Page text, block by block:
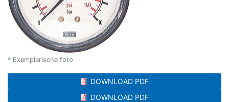
* Exemplarische foto
DOWNLOAD PDF
DOWNLOAD PDF